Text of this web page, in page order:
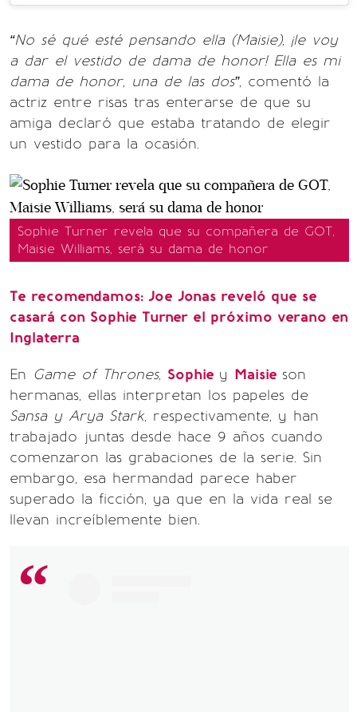
“No sé qué esté pensando ella (Maisie), ¡le voy
a dar el vestido de dama de honor! Ella es mi
dama de honor, una de las dos”, comentó la
actriz entre risas tras enterarse de que su
amiga declaró que estaba tratando de elegir
un vestido para la ocasión.
Sophie Turner revela que su compañera de GOT,
Maisie Williams, será su dama de honor
Te recomendamos: Joe Jonas reveló que se
casará con Sophie Turner el próximo verano en
Inglaterra
En Game of Thrones, Sophie y Maisie son
hermanas, ellas interpretan los papeles de
Sansa y Arya Stark, respectivamente, y han
trabajado juntas desde hace 9 años cuando
comenzaron las grabaciones de la serie. Sin
embargo, esa hermandad parece haber
superado la ficción, ya que en la vida real se
llevan increíblemente bien.